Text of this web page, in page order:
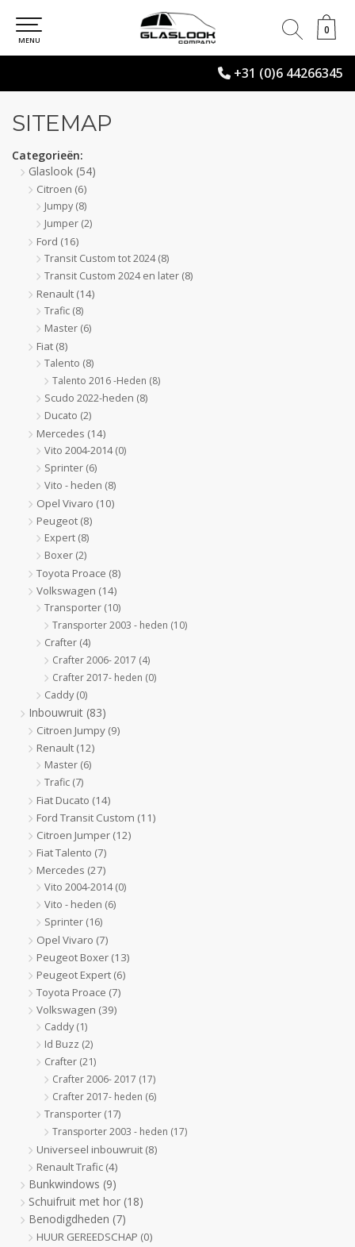
+31 (0)6 44266345
0
0
MENU
SITEMAP
Categorieën:
Glaslook (54)
Citroen (6)
Jumpy (8)
Jumper (2)
Ford (16)
Transit Custom tot 2024(8)
Transit Custom 2024 en later (8)
Renault (14)
Trafic (8)
Master (6)
Fiat (8)
Talento (8)
Talento 2016 -Heden (8)
Scudo 2022-heden (8)
Ducato (2)
Mercedes (14)
Vito 2004-2014(0)
Sprinter (6)
Vito - heden (8)
Opel Vivaro (10)
Peugeot (8)
Expert (8)
Boxer (2)
Toyota Proace (8)
Volkswagen (14)
Transporter (10)
Transporter 2003 - heden (10)
Crafter (4)
Crafter 2006- 2017 (4)
Crafter 2017- heden (0)
Caddy (0)
Inbouwruit (83)
Citroen Jumpy (9)
Renault (12)
Master (6)
Trafic (7)
Fiat Ducato (14)
Ford Transit Custom (11)
Citroen Jumper (12)
Fiat Talento (7)
Mercedes (27)
Vito 2004-2014(0)
Vito - heden (6)
Sprinter (16)
Opel Vivaro (7)
Peugeot Boxer (13)
Peugeot Expert (6)
Toyota Proace (7)
Volkswagen (39)
Caddy (1)
Id Buzz (2)
Crafter (21)
Crafter 2006- 2017 (17)
Crafter 2017- heden (6)
Transporter (17)
Transporter 2003 - heden (17)
Universeel inbouwruit (8)
Renault Trafic (4)
Bunkwindows (9)
Schuifruit met hor (18)
Benodigdheden (7)
HUUR GEREEDSCHAP (0)